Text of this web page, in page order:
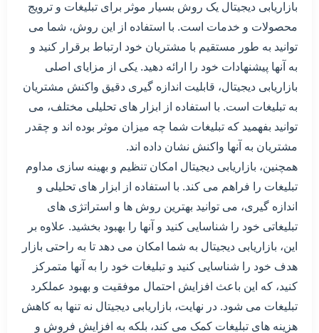
بازاریابی دیجیتال یک روش بسیار موثر برای تبلیغات و ترویج
محصولات و خدمات است. با استفاده از این روش، شما می
توانید به طور مستقیم با مشتریان خود ارتباط برقرار کنید و
به آنها پیشنهادات خود را ارائه دهید. یکی از مزایای اصلی
بازاریابی دیجیتال، قابلیت اندازه گیری دقیق واکنش مشتریان
به تبلیغات است. با استفاده از ابزار های تحلیلی مختلف، می
توانید بفهمید که تبلیغات شما چه میزان موثر بوده اند و چقدر
مشتریان به آنها واکنش نشان داده اند.
همچنین، بازاریابی دیجیتال امکان تنظیم و بهینه سازی مداوم
تبلیغات را فراهم می کند. با استفاده از ابزار های تحلیلی و
اندازه گیری، می توانید بهترین روش ها و استراتژی های
تبلیغاتی خود را شناسایی کنید و آنها را بهبود بخشید. علاوه بر
این، بازاریابی دیجیتال به شما امکان می دهد تا به راحتی بازار
هدف خود را شناسایی کنید و تبلیغات خود را به آنها متمرکز
کنید، که این باعث افزایش احتمال موفقیت و بهبود عملکرد
تبلیغات می شود. در نهایت، بازاریابی دیجیتال نه تنها به کاهش
هزینه های تبلیغات کمک می کند، بلکه به افزایش فروش و